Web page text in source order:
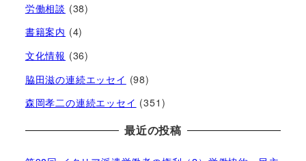
労働相談 (38)
書籍案内 (4)
文化情報 (36)
脇田滋の連続エッセイ (98)
森岡孝二の連続エッセイ (351)
最近の投稿